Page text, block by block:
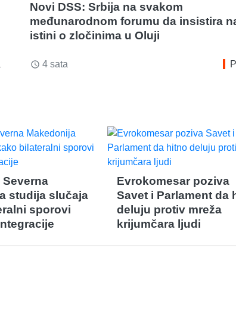
Novi DSS: Srbija na svakom
međunarodnom forumu da insistira
istini o zločinima u Oluji
access_time 4 sata
studija slučaja
sporovi
Evrokomesar poziva
Savet i Parlament da
deluju protiv mreža
krijumčara ljudi